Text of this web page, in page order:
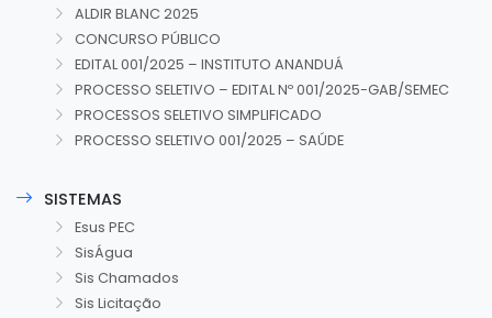
ALDIR BLANC 2025
CONCURSO PÚBLICO
EDITAL 001/2025 – INSTITUTO ANANDUÁ
PROCESSO SELETIVO – EDITAL Nº 001/2025-GAB/SEMEC
PROCESSOS SELETIVO SIMPLIFICADO
PROCESSO SELETIVO 001/2025 – SAÚDE
SISTEMAS
Esus PEC
SisÁgua
Sis Chamados
Sis Licitação